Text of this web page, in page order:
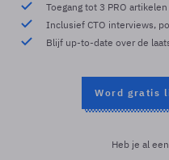
Toegang tot 3 PRO
Inclusief CTO interviews,
Blijf up-to-date over de
Word gratis
Heb je al